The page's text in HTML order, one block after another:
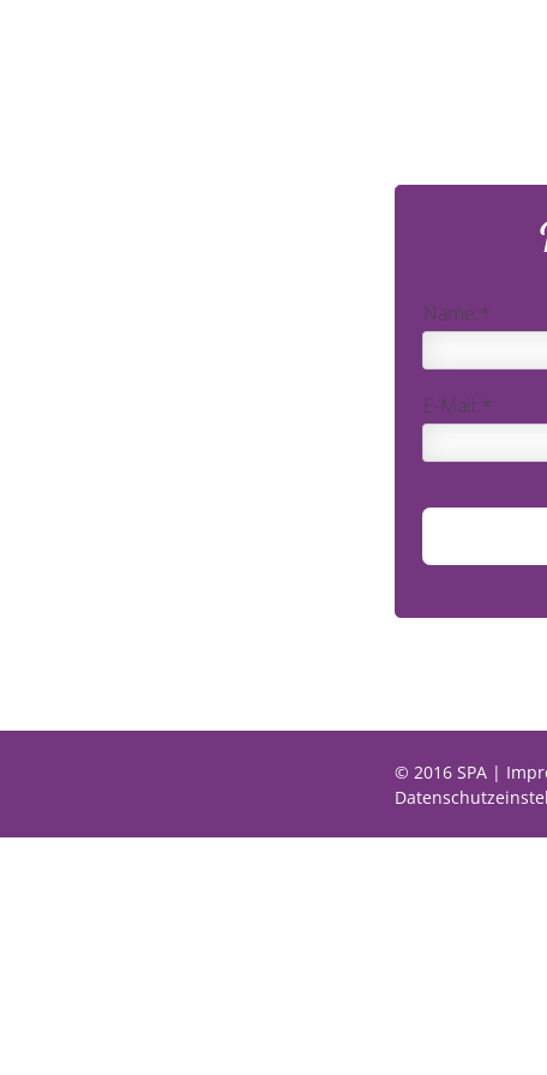
Name:*
E-Mail:*
© 2016 SPA |